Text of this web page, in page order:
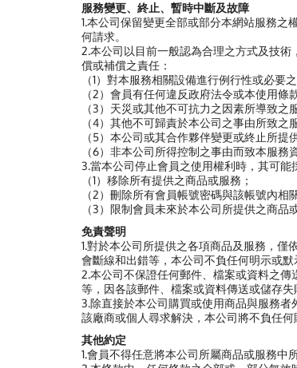
服務變更、終止、暫時中斷及故障
1.本公司保留變更全部或部分本網站服務
何請求。
2.本公司以目前一般認為合理之方式及技
償或補償之責任：
（1）對本服務相關設備進行例行性或必要
（2）會員有任何違反政府法令或本使用條
（3）天災或其他不可抗力之因素所導致之
（4）其他不可歸責於本公司之事由所致之
（5）本公司或其合作夥伴變更或終止所提
（6）非本公司所得控制之事由而致本服
3.當本公司停止會員之使用權利時，其可能
（1）移除所有提供之商品或服務；
（2）刪除所有會員帳號密碼與該帳號內相
（3）限制會員未來於本公司所提供之商品
免責聲明
1.對於本公司所提供之各項商品及服務，
會斷線和出錯等，本公司不負任何明示或默
2.本公司不保證任何郵件、檔案或資料之
等，因各該郵件、檔案或資料傳送或儲存
3.除直接於本公司購買或使用商品與服務
該廠商或個人尋求解決，本公司將不負任何
其他約定
1.會員不得任意將本公司所屬商品或服務中